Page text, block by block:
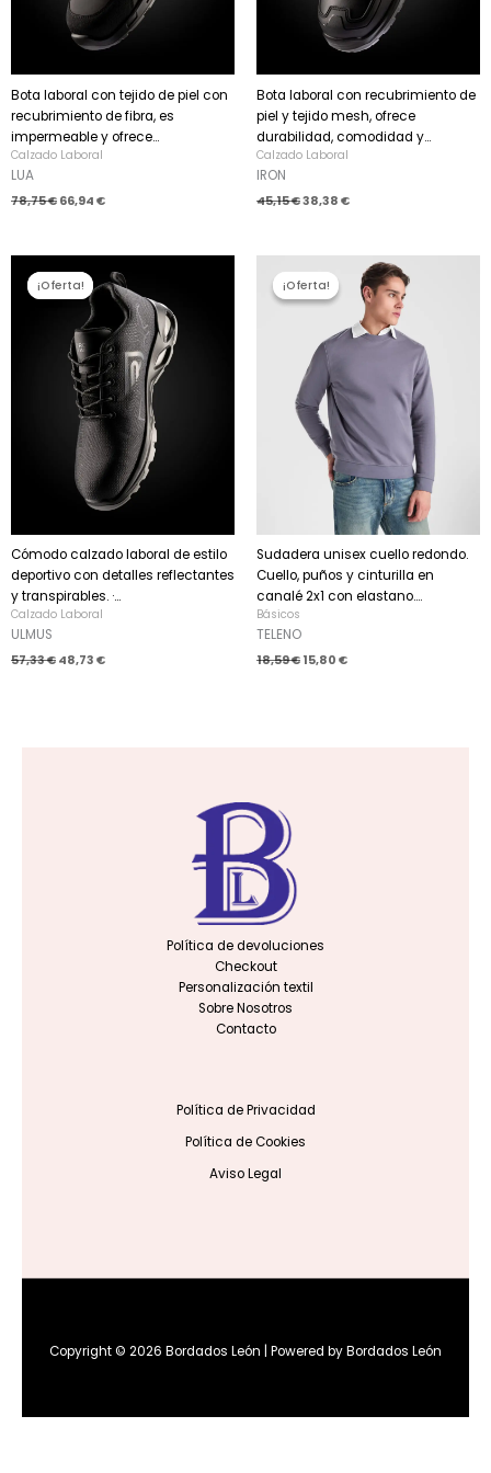
Bota laboral con tejido de piel con
recubrimiento de fibra, es
impermeable y ofrece...
Calzado Laboral
LUA
78,75€ 66,94 €
Bota laboral con recubrimiento de
piel y tejido mesh, ofrece
durabilidad, comodidad y...
Calzado Laboral
IRON
45,15€38,38 €
¡Oferta!
Cómodo calzado laboral de estilo
deportivo con detalles reflectantes
y transpirables. ·...
¡Oferta!
Calzado Laboral
ULMUS
57,33€
precio
original
era:
57,33 €.
48,73 €
precio
actual
es:
48,73 €.
¡Oferta!
Sudadera unisex cuello redondo.
Cuello, puños y cinturilla en
canalé 2x1 con elastano....
¡Oferta!
Básicos
TELENO
18,59€
precio
original
era:
15,80 €
precio
actual
es:
15,80 €.
Política de devoluciones
Checkout
Personalización textil
Sobre Nosotros
Contacto
Política de Privacidad
Política de Cookies
Aviso Legal
Copyright © 2026 Bordados León | Powered by Bordados León